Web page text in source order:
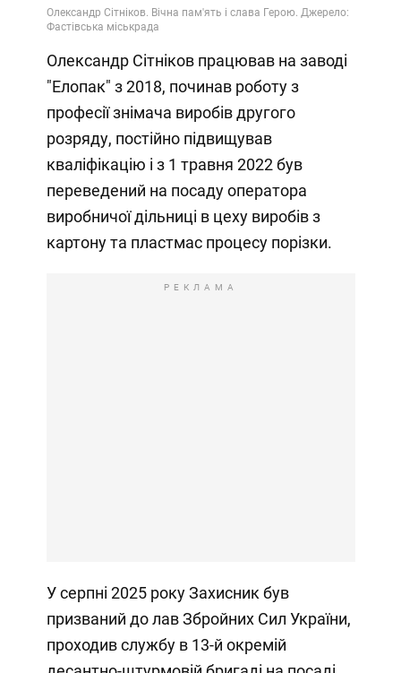
Олександр Сітніков працював на заводі
"Елопак" з 2018, починав роботу з
професії знімача виробів другого
розряду, постійно підвищував
кваліфікацію і з 1 травня 2022 був
переведений на посаду оператора
виробничої дільниці в цеху виробів з
картону та пластмас процесу порізки.
РЕКЛАМА
У серпні 2025 року Захисник був
призваний до лав Збройних Сил України,
проходив службу в 13-й окремій